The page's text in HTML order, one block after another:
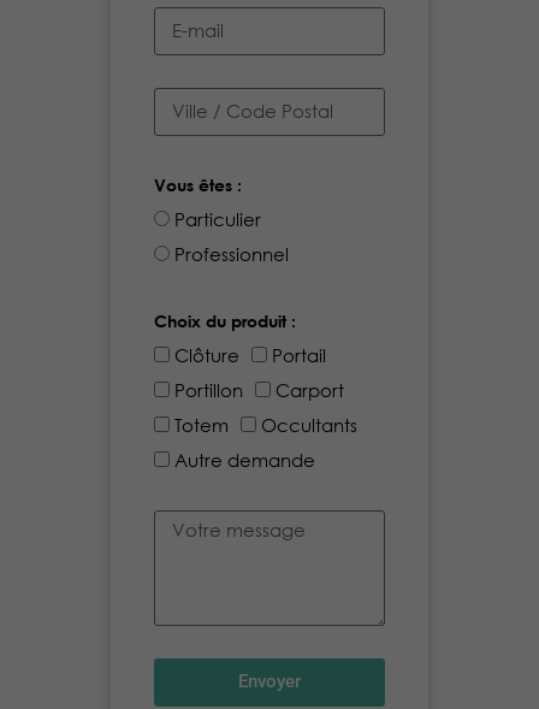
Vous êtes :
Particulier
Professionnel
Choix du produit :
Clôture
Portail
Portillon
Carport
Totem
Occultants
Autre demande
Envoyer